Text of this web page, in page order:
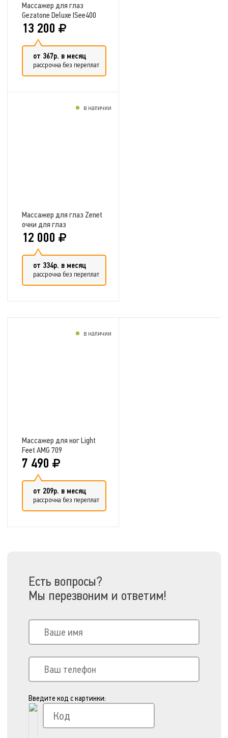
Массажер для глаз
Gezatone Deluxe ISee400
13 200
от 367р. в месяц
рассрочка без переплат
Массажер для глаз Zenet
очки для глаз
12 000
от 334р. в месяц
рассрочка без переплат
в наличии
Массажер для ног Light
Feet AMG 709
7 490
от 209р. в месяц
рассрочка без переплат
в наличии
Есть вопросы?
Мы перезвоним и ответим!
Введите код с картинки: